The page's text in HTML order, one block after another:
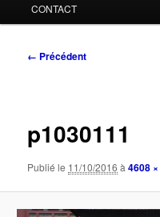
CONTACT
Navigation
← Précédent
p1030111
Publié le 11/10/2016 à4608